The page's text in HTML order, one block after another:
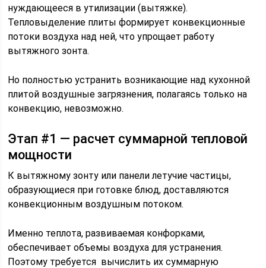
нуждающееся в утилизации (вытяжке).
Тепловыделение плиты формирует конвекционные
потоки воздуха над ней, что упрощает работу
вытяжного зонта.
Но полностью устранить возникающие над кухонной
плитой воздушные загрязнения, полагаясь только на
конвекцию, невозможно.
Этап #1 — расчет суммарной тепловой
мощности
К вытяжному зонту или панели летучие частицы,
образующиеся при готовке блюд, доставляются
конвекционным воздушным потоком.
Именно теплота, развиваемая конфорками,
обеспечивает объемы воздуха для устранения.
Поэтому требуется вычислить их суммарную